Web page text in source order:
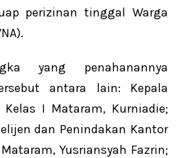
perizinan tinggal Warga
yang penahanannya
antara lain: Kepala
I Mataram, Kurniadie;
dan Penindakan Kantor
Yusriansyah Fazrin;